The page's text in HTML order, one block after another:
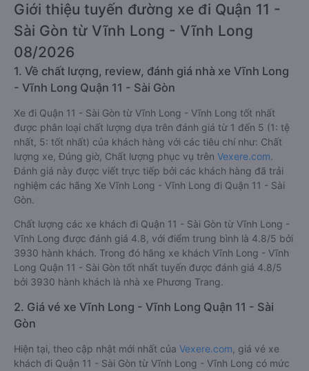
Giới thiệu tuyến đường xe đi Quận 11 -
Sài Gòn từ Vĩnh Long - Vĩnh Long
08/2026
1. Về chất lượng, review, đánh giá nhà xe Vĩnh Long
- Vĩnh Long Quận 11 - Sài Gòn
Xe đi Quận 11 - Sài Gòn từ Vĩnh Long - Vĩnh Long tốt nhất
được phân loại chất lượng dựa trên đánh giá từ 1 đến 5 (1: tệ
nhất, 5: tốt nhất) của khách hàng với các tiêu chí như: Chất
lượng xe, Đúng giờ, Chất lượng phục vụ trên Vexere.com.
Đánh giá này được viết trực tiếp bởi các khách hàng đã trải
nghiệm các hãng Xe Vĩnh Long - Vĩnh Long đi Quận 11 - Sài
Gòn.
Chất lượng các xe khách đi Quận 11 - Sài Gòn từ Vĩnh Long -
Vĩnh Long được đánh giá 4.8, với điểm trung bình là 4.8/5 bởi
3930 hành khách. Trong đó hãng xe khách Vĩnh Long - Vĩnh
Long Quận 11 - Sài Gòn tốt nhất tuyến được đánh giá 4.8/5
bởi 3930 hành khách là nhà xe Phương Trang.
2. Giá vé xe Vĩnh Long - Vĩnh Long Quận 11 - Sài
Gòn
Hiện tại, theo cập nhật mới nhất của Vexere.com , giá vé xe
khách đi Quận 11 - Sài Gòn từ Vĩnh Long - Vĩnh Long có mức